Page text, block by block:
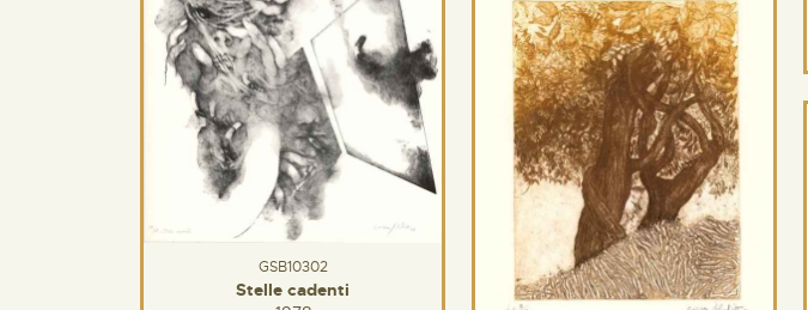
GSB10302
Stelle cadenti